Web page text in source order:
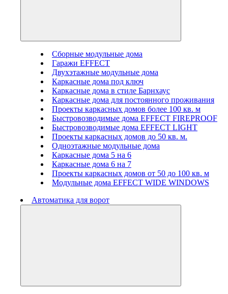
Сборные модульные дома
Гаражи EFFECT
Двухэтажные модульные дома
Каркасные дома под ключ
Каркасные дома в стиле Барнхаус
Каркасные дома для постоянного проживания
Проекты каркасных домов более 100 кв. м
Быстровозводимые дома EFFECT FIREPROOF
Быстровозводимые дома EFFECT LIGHT
Проекты каркасных домов до 50 кв. м.
Одноэтажные модульные дома
Каркасные дома 5 на 6
Каркасные дома 6 на 7
Проекты каркасных домов от 50 до 100 кв. м
Модульные дома EFFECT WIDE WINDOWS
Автоматика для ворот